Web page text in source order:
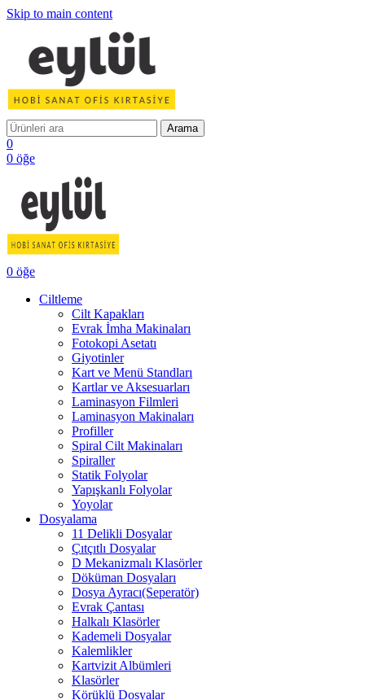
Skip to main content
Arama
0
0 öğe
0 öğe
Ciltleme
Cilt Kapakları
Evrak İmha Makinaları
Fotokopi Asetatı
Giyotinler
Kart ve Menü Standları
Kartlar ve Aksesuarları
Laminasyon Filmleri
Laminasyon Makinaları
Profiller
Spiral Cilt Makinaları
Spiraller
Statik Folyolar
Yapışkanlı Folyolar
Yoyolar
Dosyalama
11 Delikli Dosyalar
Çıtçıtlı Dosyalar
D Mekanizmalı Klasörler
Döküman Dosyaları
Dosya Ayracı(Seperatör)
Evrak Çantası
Halkalı Klasörler
Kademeli Dosyalar
Kalemlikler
Kartvizit Albümleri
Klasörler
Körüklü Dosyalar